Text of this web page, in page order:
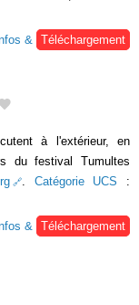
&
Téléchargement
à l'extérieur, en
du festival Tumultes
. Catégorie UCS :
&
Téléchargement